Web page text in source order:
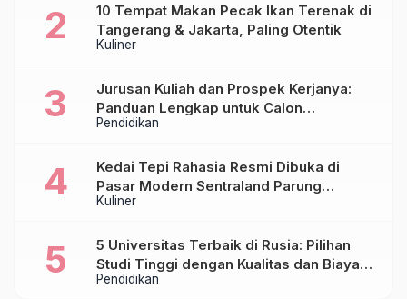
Kuliner
10 Tempat Makan Pecak Ikan Terenak di
Tangerang & Jakarta, Paling Otentik
Pendidikan
Jurusan Kuliah dan Prospek Kerjanya:
Panduan Lengkap untuk Calon
Mahasiswa
Kuliner
Kedai Tepi Rahasia Resmi Dibuka di
Pasar Modern Sentraland Parung
Panjang, Hadirkan Sambal Rempah
Pendidikan
5 Universitas Terbaik di Rusia: Pilihan
Studi Tinggi dengan Kualitas dan Biaya
Terjangkau